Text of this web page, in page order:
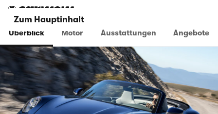
Zum Hauptinhalt
Überblick Motor Ausstattungen Angebote